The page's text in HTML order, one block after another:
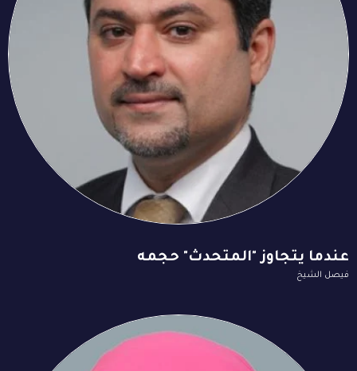
عندما يتجاوز "المتحدث" حجمه
فيصل الشيخ